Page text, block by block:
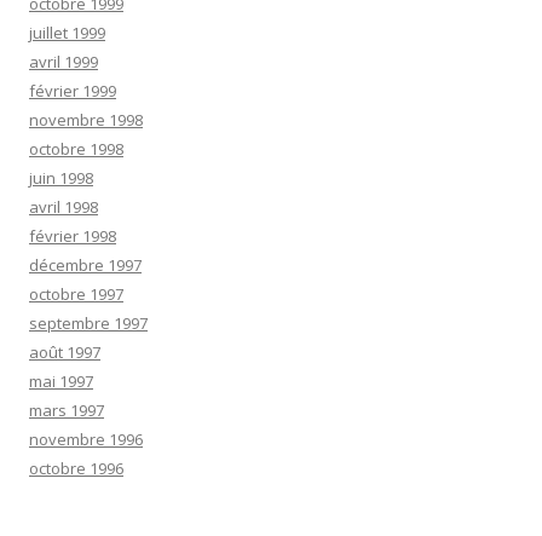
juillet 1999
avril 1999
février 1999
novembre 1998
octobre 1998
juin 1998
avril 1998
février 1998
décembre 1997
octobre 1997
septembre 1997
août 1997
mai 1997
mars 1997
novembre 1996
octobre 1996